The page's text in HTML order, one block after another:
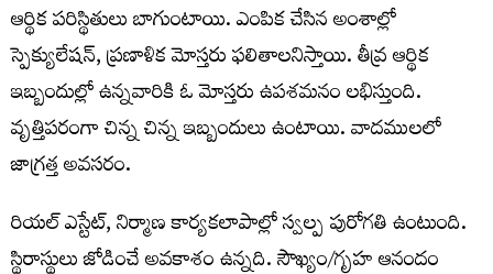
ఆర్థిక పరిస్థితులు బాగుంటాయి. ఎంపిక చేసిన అంశాల్లో
స్పెక్యులేషన్‌, ప్రణాళిక మోస్తరు ఫలితాలనిస్తాయి. తీవ్ర ఆర్థిక
ఇబ్బందుల్లో ఉన్నవారికి ఓ మోస్తరు ఉపశమనం లభిస్తుంది.
వృత్తిపరంగా చిన్న చిన్న ఇబ్బందులు ఉంటాయి. వాదములలో
జాగ్రత్త అవసరం.
రియల్‌ ఎస్టేట్‌, నిర్మాణ కార్యకలాపాల్లో స్వల్ప పురోగతి ఉంటుంది.
స్థిరాస్థులు జోడించే అవకాశం ఉన్నది. సౌఖ్యం/గృహ ఆనందం